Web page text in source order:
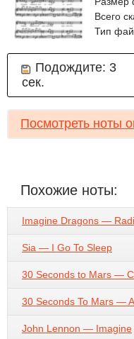
Всего
Тип
Подождите: 2
сек.
Посмотреть ноты
Похожие ноты:
Imagine Dragons —
Sia — I Go To Sleep
30 Seconds to Mars —
30 Seconds To Mars —
John Lennon — Imagine